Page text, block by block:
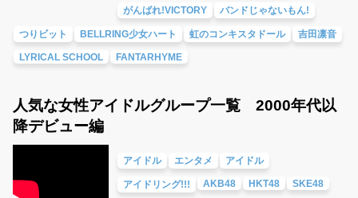
がんばれ!VICTORY バンドじゃないもん!
つりビット BELLRING少女ハート 虹のコンキスタドール 吉田凛音
LYRICAL SCHOOL FANTARHYME
人気な女性アイドルグループ一覧 2000年代以
降デビュー編
アイドル エンタメ アイドル
アイドリング!!! AKB48 HKT48
SKE48